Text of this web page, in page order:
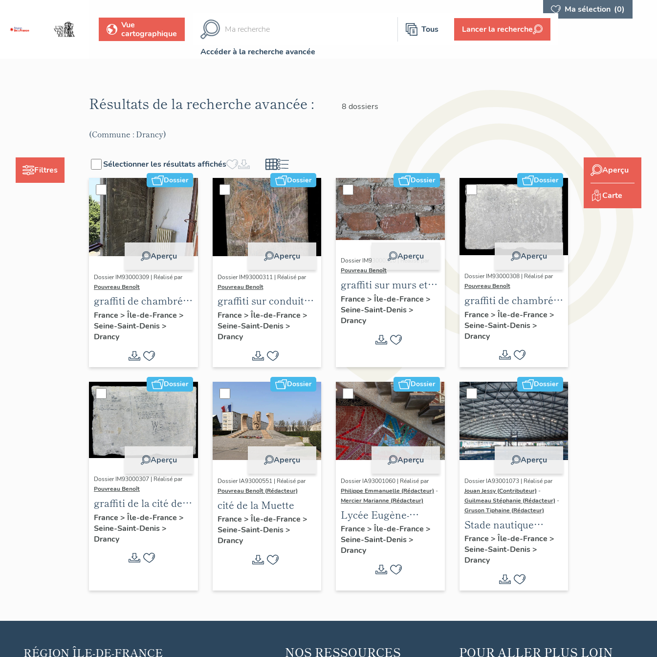
Ma sélection (0)
Vue
cartographique
Tous Lancer la recherche
Accéder à la recherche avancée
Filtres
Résultats de la recherche avancée : 8 dossiers
(Commune : Drancy)
Sélectionner les résultats affichés
Dossier
Aperçu
Dossier IM93000309 | Réalisé par
Pouvreau Benoît
graffiti de chambrée
sur revers de façade
France > Île-de-France >
Seine-Saint-Denis>
Drancy
Dossier
Aperçu
Dossier IM93000311 | Réalisé par
Pouvreau Benoît
graffiti sur conduit
de cheminée
France > Île-de-France >
Seine-Saint-Denis>
Drancy
Dossier
Aperçu
Dossier IM93000310 | Réalisé par
Pouvreau Benoît
graffiti sur murs et
charpentes des
"caves-prisons
France > Île-de-France >
Seine-Saint-Denis>
Drancy
Dossier
Aperçu
Dossier IM93000308 | Réalisé par
Pouvreau Benoît
graffiti de chambrée
sur carreau de plâtre
formant contre-
cloison
France > Île-de-France >
Seine-Saint-Denis>
Drancy
Dossier
Aperçu
Dossier IM93000307 | Réalisé par
Pouvreau Benoît
graffiti de la cité de
la Muette, dite aussi
camp de Drancy
France > Île-de-France >
Seine-Saint-Denis>
Drancy
Dossier
Aperçu
Dossier IA93000551 | Réalisé par
Pouvreau Benoît (Rédacteur)
cité de la Muette
France > Île-de-France >
Seine-Saint-Denis>
Drancy
Dossier
Aperçu
Dossier IA93001060 | Réalisé par
Philippe Emmanuelle (Rédacteur) -
Mercier Marianne (Rédacteur)
Lycée Eugène-
Delacroix
France > Île-de-France >
Seine-Saint-Denis>
Drancy
Dossier
Aperçu
Dossier IA93001073 | Réalisé par
Jouan Jessy (Contributeur) -
Guilmeau Stéphanie (Rédacteur) -
Gruson Tiphaine (Rédacteur)
Stade nautique
municipal Auguste
Delaune
France > Île-de-France >
Seine-Saint-Denis>
Drancy
Aperçu
Carte
RÉGION ÎLE-DE-FRANCE NOS RESSOURCES POUR ALLER PLUS LOIN